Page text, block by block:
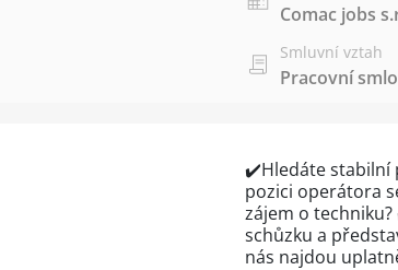
Comac jobs
Smluvní vztah
Pracovní
✔️Hledáte stabilní
pozici operátora
zájem o
schůzku a
nás najdou